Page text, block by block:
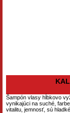
Šampón vlasy hĺbkovo
vynikajúci na suché,
vitalitu, jemnosť, sú